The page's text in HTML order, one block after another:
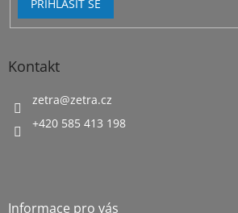
PŘIHLÁSIT SE
Kontakt
zetra@zetra.cz
+420 585 413 198
Informace pro vás